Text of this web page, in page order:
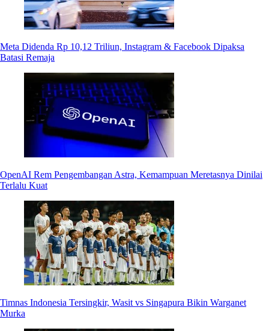
Meta Didenda Rp 10,12 Triliun, Instagram & Facebook Dipaksa
Batasi Remaja
OpenAI Rem Pengembangan Astra, Kemampuan Meretasnya Dinilai
Terlalu Kuat
Timnas Indonesia Tersingkir, Wasit vs Singapura Bikin Warganet
Murka